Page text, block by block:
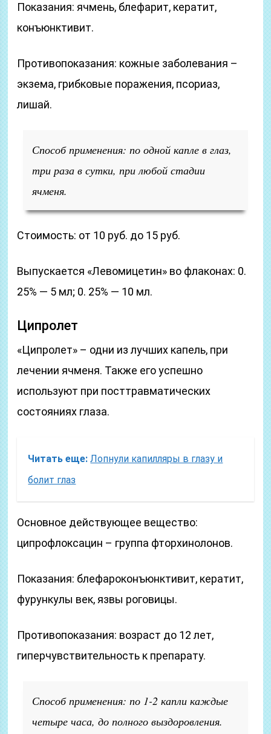
Показания: ячмень, блефарит, кератит,
конъюнктивит.
Противопоказания: кожные заболевания –
экзема, грибковые поражения, псориаз,
лишай.
Способ применения: по одной капле в глаз,
три раза в сутки, при любой стадии
ячменя.
Стоимость: от 10 руб. до 15 руб.
Выпускается «Левомицетин» во флаконах: 0.
25% — 5 мл; 0. 25% — 10 мл.
Ципролет
«Ципролет» – одни из лучших капель, при
лечении ячменя. Также его успешно
используют при посттравматических
состояниях глаза.
Читать еще: Лопнули капилляры в глазу и
болит глаз
Основное действующее вещество:
ципрофлоксацин – группа фторхинолонов.
Показания: блефароконъюнктивит, кератит,
фурункулы век, язвы роговицы.
Противопоказания: возраст до 12 лет,
гиперчувствительность к препарату.
Способ применения: по 1-2 капли каждые
четыре часа, до полного выздоровления.